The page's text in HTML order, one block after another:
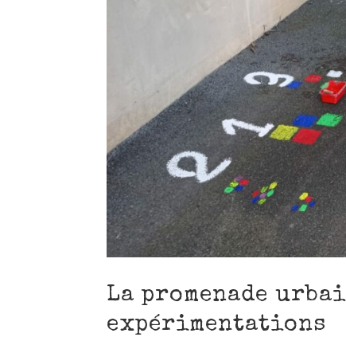
La promenade
expérimentations